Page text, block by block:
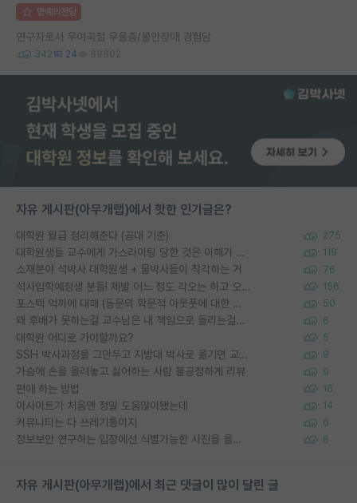
명예의전당
연구자로서 우여곡절 우울증/불안장애 경험담
342 24 69602
자유 게시판(아무개랩)에서 핫한 인기글은?
대학원 월급 정리해준다 (공대 기준) 275
대학원생들 교수에게 가스라이팅 당한 것은 이해가 갑니다. 안타깝네요. 119
소재분야 석박사 대학원생 + 물박사들이 착각하는 거 76
석사입학예정생 분들! 제발 어느 정도 각오는 하고 오세요. 156
포스텍 억까에 대해 (동문의 학문적 아웃풋에 대한 반박) 50
왜 후배가 못하는걸 교수님은 내 책임으로 돌리는걸까요? 6
대학원 어디로 가야할까요? 5
SSH 박사과정을 그만두고 지방대 박사로 옮기면 교수의 꿈은 끝일까요? 9
가슴에 손을 올려놓고 싫어하는 사람 불공정하게 리뷰 9
편애 하는 방법 16
이사이트가 처음엔 정말 도움많이됐는데 14
커뮤니티는 다 쓰레기통이지 6
정보보안 연구하는 입장에선 식별가능한 사진을 올리는건 비추이긴함 6
자유 게시판(아무개랩)에서 최근 댓글이 많이 달린 글